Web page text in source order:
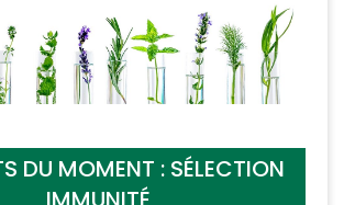
DU MOMENT : SÉLECTION